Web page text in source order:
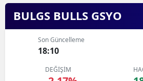
BULGS BULLS GSYO
Son Güncelleme
18:10
DEĞİŞİM